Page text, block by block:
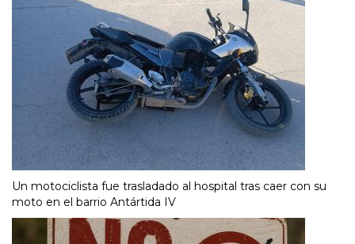
Un motociclista fue trasladado al hospital tras caer con su
moto en el barrio Antártida IV